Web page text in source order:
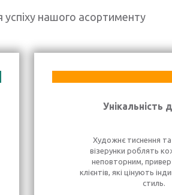
нашого асортименту
Унікальність
Художнє тиснення та
візерунки роблять
неповторним,
клієнтів, які цінують
стиль.